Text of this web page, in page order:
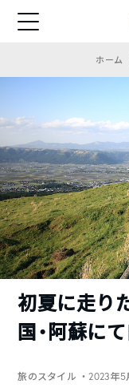
ホーム
初夏に走り
国・阿蘇に
旅のスタイル ・2023年